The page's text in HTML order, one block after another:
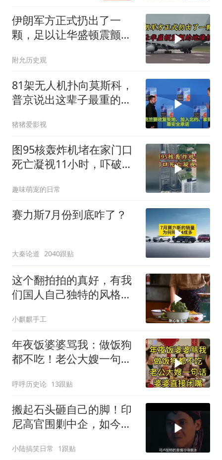
伊朗军方正式扔出了一
颗，足以让华盛顿震颤的
附允历史观
81架无人机扑向莫斯科，
普京说出这辈子最重的一
猪猪爱影视
图95核轰炸机堵在家门口
死亡凝视11小时，吓破胆
趣味萌宠的日常
赛力斯7月份到底咋了？
大秦论道 2040跟贴
这个翻拍拍的真好，有我
们国人自己独特的风格魅
小麒麒手工
年夜饭婆婆骂我：做饭狗
都不吃！老公大嫂一句
呼呼历史论 13跟贴
搬起石头砸自己的脚！印
尼高官围剿中企，如今烂
小陆搞笑日常 1跟贴